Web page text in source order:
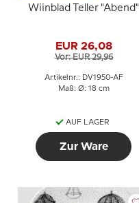
Wiinblad Teller "Abend"
EUR 26,08
Vor: EUR 29,96
Artikelnr.: DV1950-AF
Maß: Ø: 18 cm
AUF LAGER
Zur Ware